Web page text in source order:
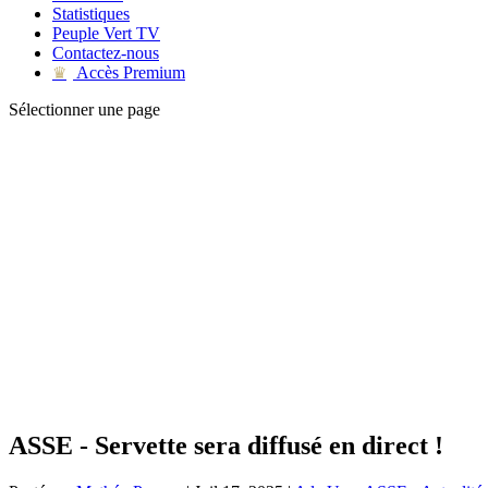
Statistiques
Peuple Vert TV
Contactez-nous
♛
Accès Premium
Sélectionner une page
ASSE - Servette sera diffusé en direct !